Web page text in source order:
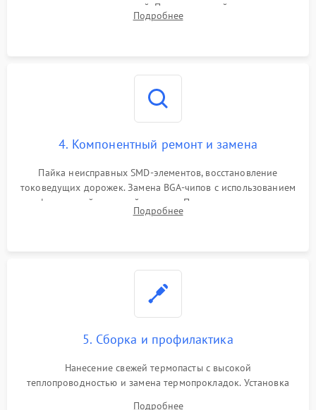
дежурных напряжений. Проверка цепей питания,
мультиконтроллера, процессора и видеочипа.
Подробнее
4. Компонентный ремонт и замена
Пайка неисправных SMD-элементов, восстановление
токоведущих дорожек. Замена BGA-чипов с использованием
инфракрасной паяльной станции. Прошивка микросхемы
BIOS или замена поврежденных портов USB
Подробнее
5. Сборка и профилактика
Нанесение свежей термопасты с высокой
теплопроводностью и замена термопрокладок. Установка
Подробнее